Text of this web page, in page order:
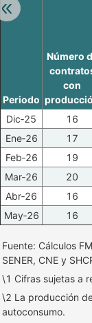
Retroceder:
Periodo
Número
con
Dic‑25
16
Ene‑26
17
Feb‑26
19
Mar‑26
20
Abr‑26
16
May‑26
16
Fuente: Cálculos
SENER, CNE y
\1 Cifras sujetas a
\2 La producción
autoconsumo.